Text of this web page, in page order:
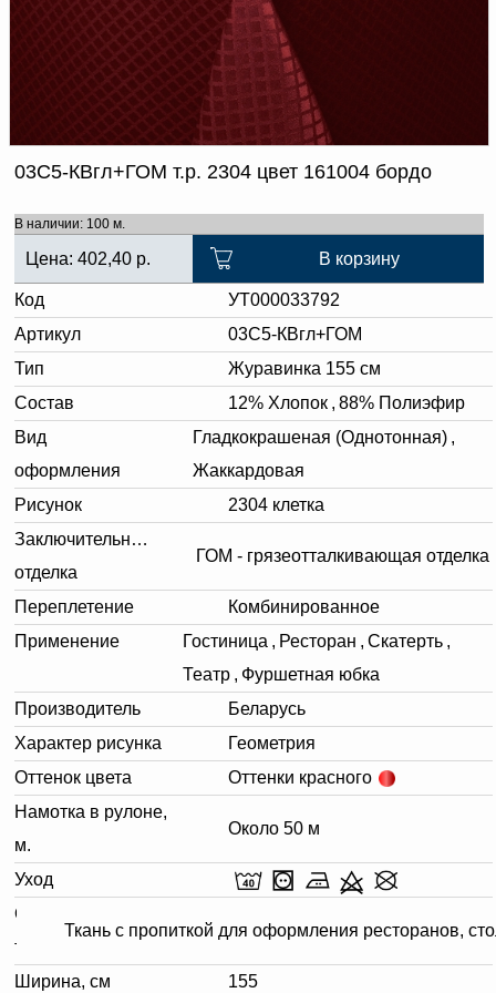
Доверенность на
получение груза
Документы по работе с
персональными данными
Письмо руководителю
Вопросы и ответы
Новости | Статьи
03С5-КВгл+ГОМ т.р. 2304 цвет 161004 бордо
В наличии: 100 м.
Цена: 402,40 р. В корзину
Код
УТ000033792
Артикул
03С5-КВгл+ГОМ
Тип
Журавинка 155 см
Состав
12% Хлопок , 88% Полиэфир
Вид
оформления
Гладкокрашеная (Однотонная) ,
Жаккардовая
Рисунок
2304 клетка
Заключительная
отделка
ГОМ - грязеотталкивающая отделка
Переплетение
Комбинированное
Применение
Гостиница , Ресторан , Скатерть ,
Театр , Фуршетная юбка
Производитель
Беларусь
Характер рисунка
Геометрия
Оттенок цвета
Оттенки красного
Намотка в рулоне,
м.
Около 50 м
Уход
Описание
Ткань с пропиткой для оформления ресторанов,
Ширина, см 155
в